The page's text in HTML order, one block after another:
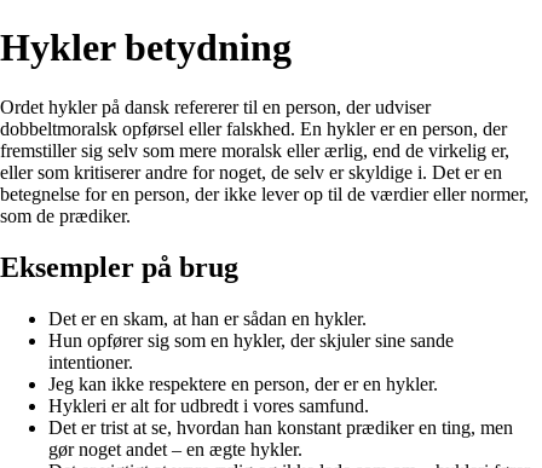
Hykler betydning
Ordet hykler på dansk refererer til en person, der udviser
dobbeltmoralsk opførsel eller falskhed. En hykler er en person, der
fremstiller sig selv som mere moralsk eller ærlig, end de virkelig er,
eller som kritiserer andre for noget, de selv er skyldige i. Det er en
betegnelse for en person, der ikke lever op til de værdier eller normer,
som de prædiker.
Eksempler på brug
Det er en skam, at han er sådan en hykler.
Hun opfører sig som en hykler, der skjuler sine sande
intentioner.
Jeg kan ikke respektere en person, der er en hykler.
Hykleri er alt for udbredt i vores samfund.
Det er trist at se, hvordan han konstant prædiker en ting, men
gør noget andet – en ægte hykler.